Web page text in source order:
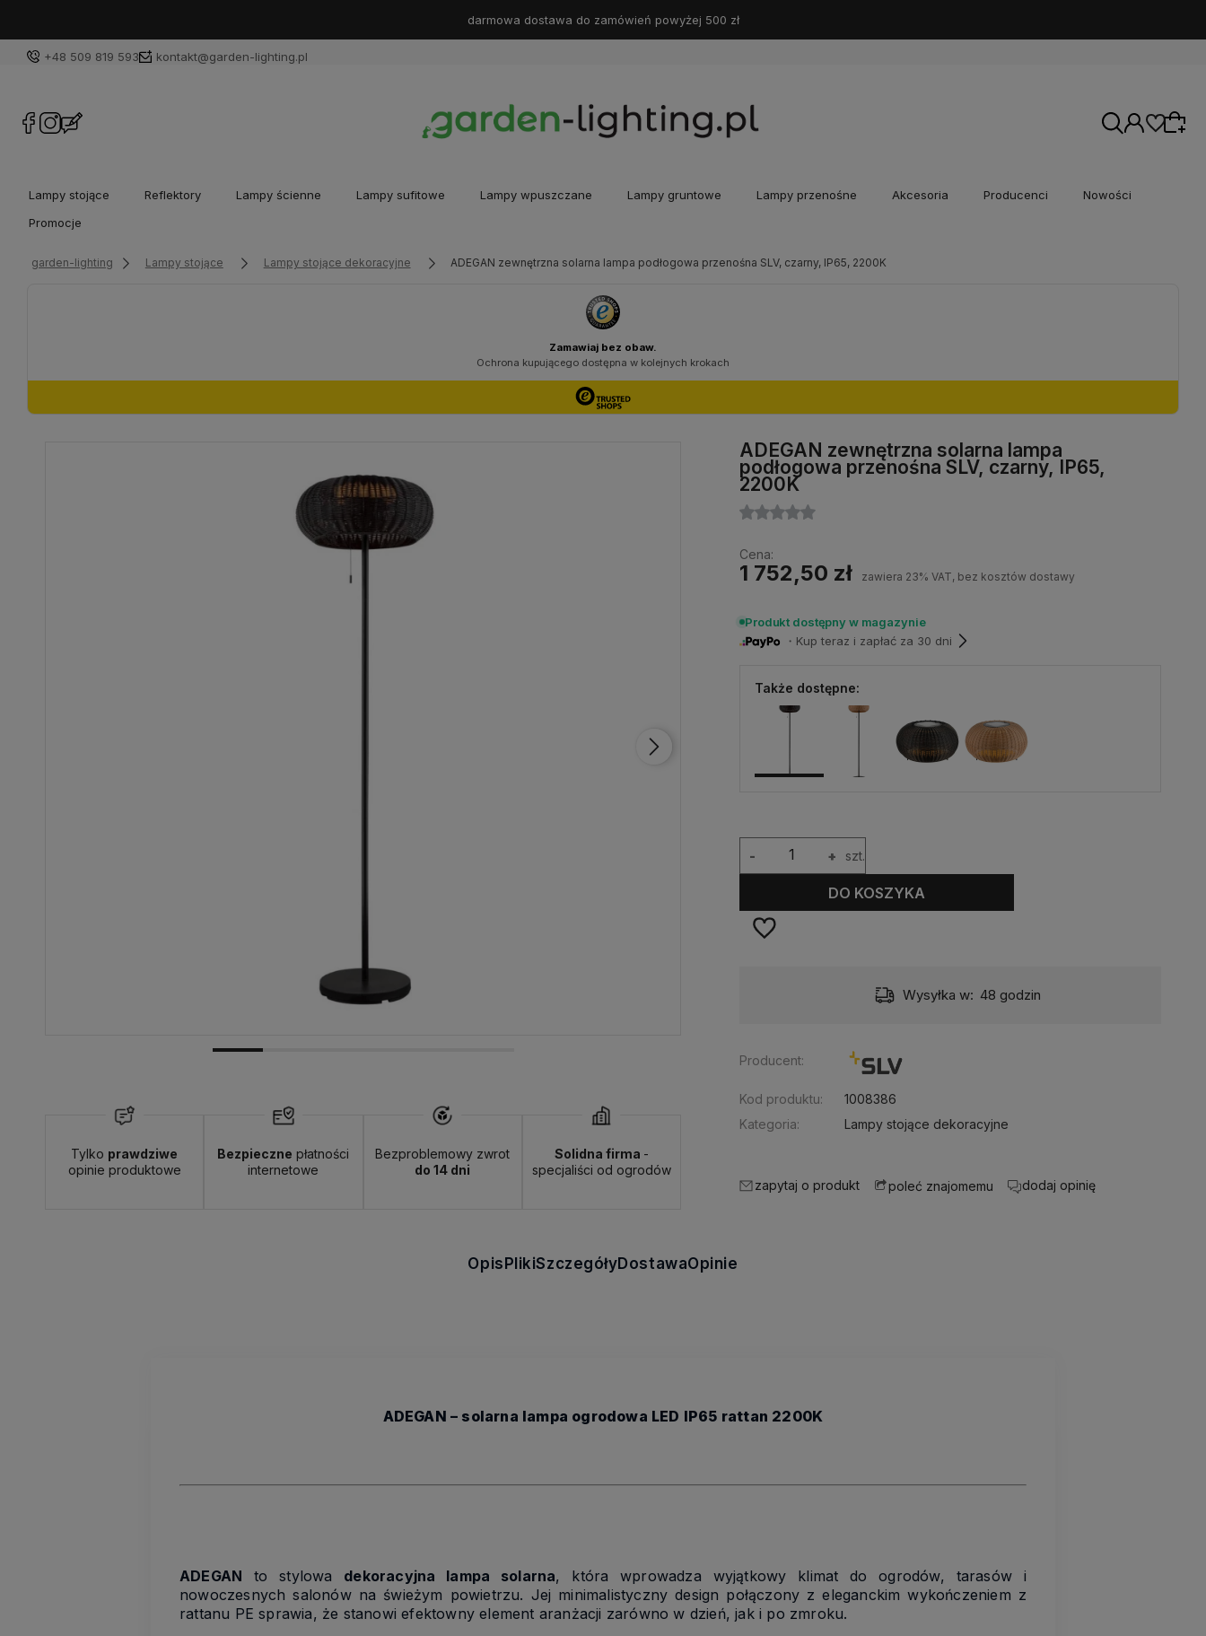
darmowa dostawa do zamówień powyżej 500 zł
+48 509 819 593 kontakt@garden-lighting.pl
Lampy stojące Reflektory Lampy ścienne Lampy sufitowe Lampy wpuszczane Lampy gruntowe Lampy przenośne Akcesoria Producenci
Nowości
Promocje
garden-lighting Lampy stojące Lampy stojące dekoracyjne ADEGAN zewnętrzna solarna lampa podłogowa przenośna SLV, czarny, IP65, 2200K
Tylko prawdziwe
opinie produktowe
Bezpieczne płatności
internetowe
Bezproblemowy zwrot
do 14 dni
Solidna firma -
specjaliści od ogrodów
ADEGAN zewnętrzna solarna lampa
podłogowa przenośna SLV, czarny, IP65,
2200K
Cena:
1 752,50 zł zawiera 23% VAT, bez kosztów dostawy
Produkt dostępny w magazynie
・Kup teraz i zapłać za 30 dni
Także dostępne:
+
- szt.
DO KOSZYKA
Wysyłka w: 48 godzin
Producent:
Kod produktu:
1008386
Kategoria:
Lampy stojące dekoracyjne
zapytaj o produkt poleć znajomemu dodaj opinię
Opis PlikiSzczegółyDostawaOpinie
ADEGAN – solarna lampa ogrodowa LED IP65 rattan 2200K
ADEGAN to stylowa dekoracyjna lampa solarna, która wprowadza wyjątkowy klimat do ogrodów, tarasów i
nowoczesnych salonów na świeżym powietrzu. Jej minimalistyczny design połączony z eleganckim wykończeniem z
rattanu PE sprawia, że stanowi efektowny element aranżacji zarówno w dzień, jak i po zmroku.